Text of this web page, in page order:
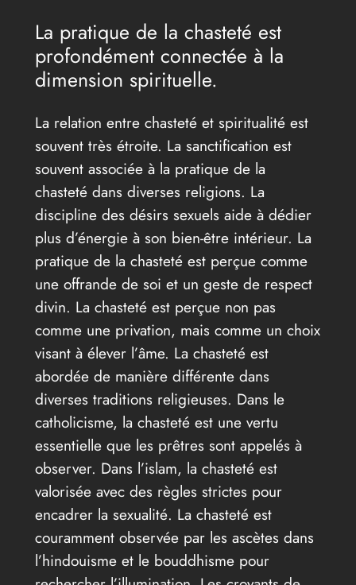
La pratique de la chasteté est
profondément connectée à la
dimension spirituelle.
La relation entre chasteté et spiritualité est
souvent très étroite. La sanctification est
souvent associée à la pratique de la
chasteté dans diverses religions. La
discipline des désirs sexuels aide à dédier
plus d’énergie à son bien-être intérieur. La
pratique de la chasteté est perçue comme
une offrande de soi et un geste de respect
divin. La chasteté est perçue non pas
comme une privation, mais comme un choix
visant à élever l’âme. La chasteté est
abordée de manière différente dans
diverses traditions religieuses. Dans le
catholicisme, la chasteté est une vertu
essentielle que les prêtres sont appelés à
observer. Dans l’islam, la chasteté est
valorisée avec des règles strictes pour
encadrer la sexualité. La chasteté est
couramment observée par les ascètes dans
l’hindouisme et le bouddhisme pour